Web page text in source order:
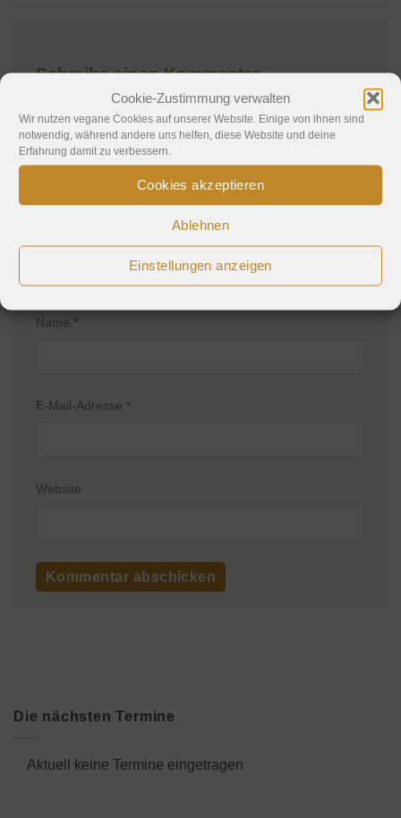
Cookie-Zustimmung verwalten
Wir nutzen vegane Cookies auf unserer Website. Einige von ihnen sind
notwendig, während andere uns helfen, diese Website und deine
Erfahrung damit zu verbessern.
Cookies akzeptieren
Ablehnen
Einstellungen anzeigen
Schreibe einen Kommentar
Deine E-Mail-Adresse wird nicht veröffentlicht.
Erforderliche Felder sind mit*markiert
Kommentar*
Name *
E-Mail-Adresse *
Website
Die nächsten Termine
Aktuell keine Termine eingetragen